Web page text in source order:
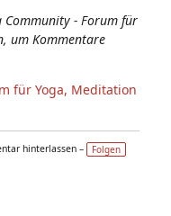
Community - Forum für
um Kommentare
für Yoga, Meditation
hinterlassen – Folgen